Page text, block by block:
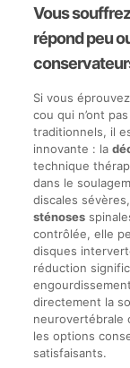
Vous
répond peu
Si vous
cou qui n’ont
traditionnels, il
innovante : la
technique
dans le
discales
sténoses
contrôlée, elle
disques
réduction
directement la
neurovertébrale
les options
satisfaisants.